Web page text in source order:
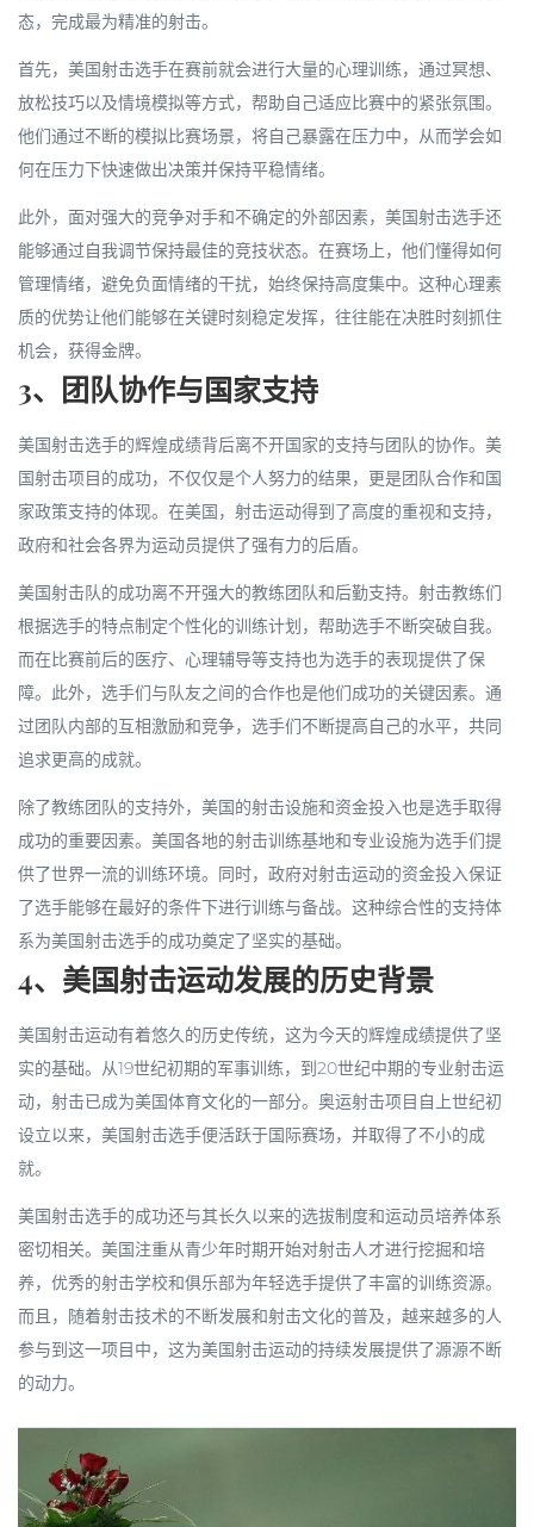
态，完成最为精准的射击。
首先，美国射击选手在赛前就会进行大量的心理训练，通过冥想、
放松技巧以及情境模拟等方式，帮助自己适应比赛中的紧张氛围。
他们通过不断的模拟比赛场景，将自己暴露在压力中，从而学会如
何在压力下快速做出决策并保持平稳情绪。
此外，面对强大的竞争对手和不确定的外部因素，美国射击选手还
能够通过自我调节保持最佳的竞技状态。在赛场上，他们懂得如何
管理情绪，避免负面情绪的干扰，始终保持高度集中。这种心理素
质的优势让他们能够在关键时刻稳定发挥，往往能在决胜时刻抓住
机会，获得金牌。
3、团队协作与国家支持
美国射击选手的辉煌成绩背后离不开国家的支持与团队的协作。美
国射击项目的成功，不仅仅是个人努力的结果，更是团队合作和国
家政策支持的体现。在美国，射击运动得到了高度的重视和支持，
政府和社会各界为运动员提供了强有力的后盾。
美国射击队的成功离不开强大的教练团队和后勤支持。射击教练们
根据选手的特点制定个性化的训练计划，帮助选手不断突破自我。
而在比赛前后的医疗、心理辅导等支持也为选手的表现提供了保
障。此外，选手们与队友之间的合作也是他们成功的关键因素。通
过团队内部的互相激励和竞争，选手们不断提高自己的水平，共同
追求更高的成就。
除了教练团队的支持外，美国的射击设施和资金投入也是选手取得
成功的重要因素。美国各地的射击训练基地和专业设施为选手们提
供了世界一流的训练环境。同时，政府对射击运动的资金投入保证
了选手能够在最好的条件下进行训练与备战。这种综合性的支持体
系为美国射击选手的成功奠定了坚实的基础。
4、美国射击运动发展的历史背景
美国射击运动有着悠久的历史传统，这为今天的辉煌成绩提供了坚
实的基础。从19世纪初期的军事训练，到20世纪中期的专业射击运
动，射击已成为美国体育文化的一部分。奥运射击项目自上世纪初
设立以来，美国射击选手便活跃于国际赛场，并取得了不小的成
就。
美国射击选手的成功还与其长久以来的选拔制度和运动员培养体系
密切相关。美国注重从青少年时期开始对射击人才进行挖掘和培
养，优秀的射击学校和俱乐部为年轻选手提供了丰富的训练资源。
而且，随着射击技术的不断发展和射击文化的普及，越来越多的人
参与到这一项目中，这为美国射击运动的持续发展提供了源源不断
的动力。